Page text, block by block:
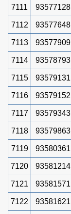
7111 93577128
7112 93577648
7113 93577909
7114 93578793
7115 93579131
7116 93579152
7117 93579343
7118 93579863
7119 93580361
7120 93581214
7121 93581571
7122 93581621